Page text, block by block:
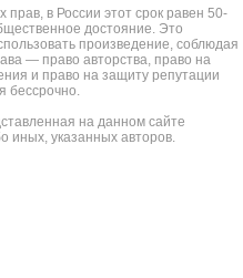
прав, в России этот срок равен 50-
достояние. Это
произведение, соблюдая
— право авторства, право на
и право на защиту репутации
бессрочно.
на данном сайте
иных, указанных авторов.